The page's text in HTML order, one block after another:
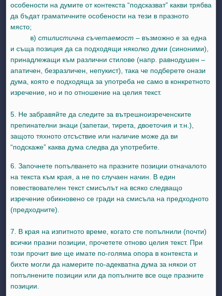
особености на думите от контекста “подсказват” какви трябва
да бъдат граматичните особености на тези в празното
място;
в) стилистична съчетаемост – възможно е за една
и съща позиция да са подходящи няколко думи (синоними),
принадлежащи към различни стилове (напр. равнодушен –
апатичен, безразличен, непукист), така че подберете онази
дума, която е подходяща за употреба не само в конкретното
изречение, но и по отношение на целия текст.
5. Не забравяйте да следите за вътрешноизреченските
препинателни знаци (запетаи, тирета, двоеточия и т.н.),
защото тяхното отсъствие или наличие може да ви
“подскаже” каква дума следва да употребите.
6. Започнете попълването на празните позиции отначалото
на текста към края, а не по случаен начин. В един
повествователен текст смисълът на всяко следващо
изречение обикновено се гради на смисъла на предходното
(предходните).
7. В края на изпитното време, когато сте попълнили (почти)
всички празни позиции, прочетете отново целия текст. При
този прочит вие ще имате по-голяма опора в контекста и
бихте могли да намерите по-адекватна дума за някои от
попълнените позиции или да попълните все още празните
позиции.